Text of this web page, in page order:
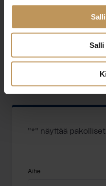
Salli
"*" näyttää
Aihe